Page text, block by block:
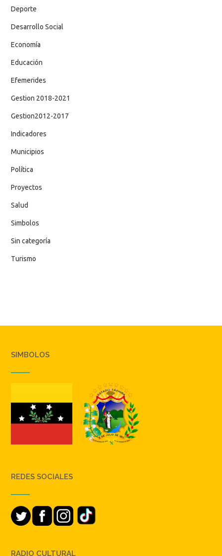
Deporte
Desarrollo Social
Economía
Educación
Efemerides
Gestion 2018-2021
Gestion2012-2017
Indicadores
Municipios
Política
Proyectos
Salud
Simbolos
Sin categoría
Turismo
SIMBOLOS
REDES SOCIALES
RADIO CULTURAL